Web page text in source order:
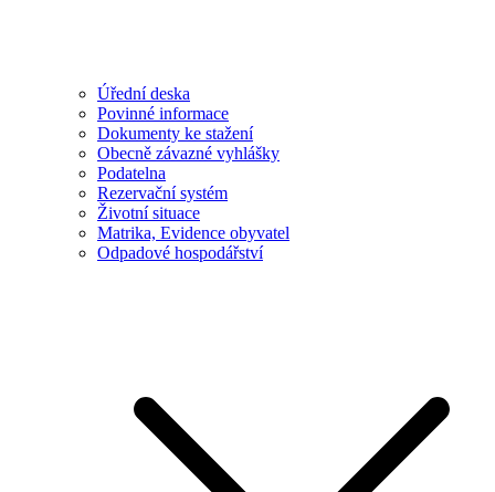
Úřední deska
Povinné informace
Dokumenty ke stažení
Obecně závazné vyhlášky
Podatelna
Rezervační systém
Životní situace
Matrika, Evidence obyvatel
Odpadové hospodářství